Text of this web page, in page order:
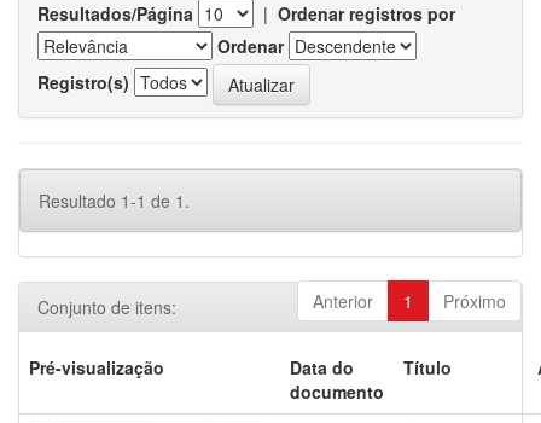
Resultados/Página | Ordenar registros por
Ordenar
Registro(s)
Resultado 1-1 de 1.
Anterior 1 Próximo
Conjunto de itens:
Pré-visualização
Data do
documento
Título